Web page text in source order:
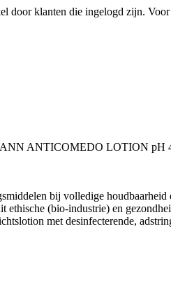
door klanten die ingelogd zijn.
ANTICOMEDO LOTION pH
bij volledige
(bio-industrie) en
met desinfecterende,